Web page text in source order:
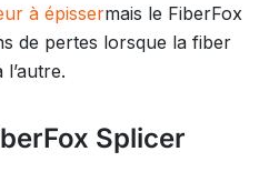
à épissermais le FiberFox
de pertes lorsque la fiber
Splicer